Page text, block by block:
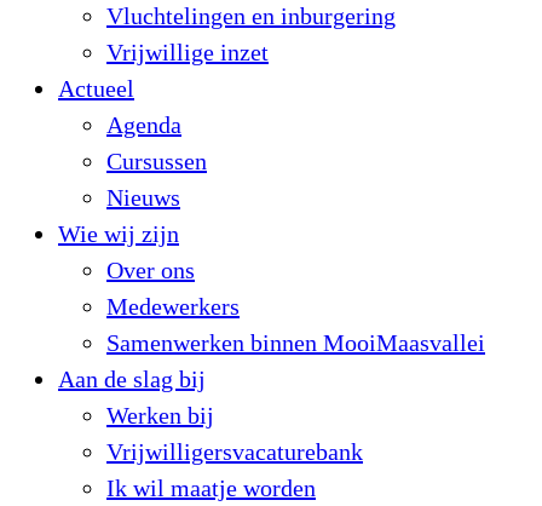
Vluchtelingen en inburgering
Vrijwillige inzet
Actueel
Agenda
Cursussen
Nieuws
Wie wij zijn
Over ons
Medewerkers
Samenwerken binnen MooiMaasvallei
Aan de slag bij
Werken bij
Vrijwilligersvacaturebank
Ik wil maatje worden